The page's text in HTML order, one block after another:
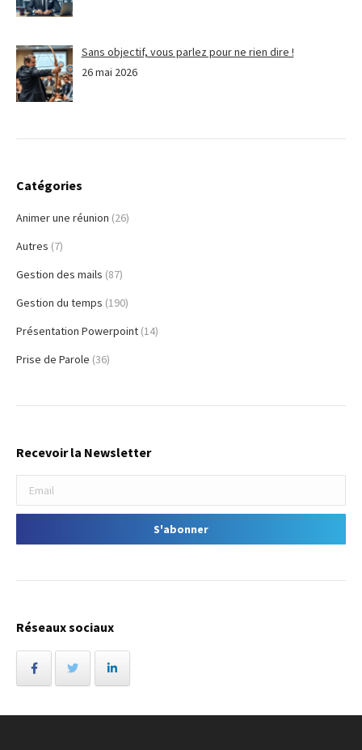
Sans objectif, vous parlez pour ne rien dire !
26 mai 2026
Catégories
Animer une réunion (26)
Autres (7)
Gestion des mails (87)
Gestion du temps (190)
Présentation Powerpoint (14)
Prise de Parole (36)
Recevoir la Newsletter
Réseaux sociaux